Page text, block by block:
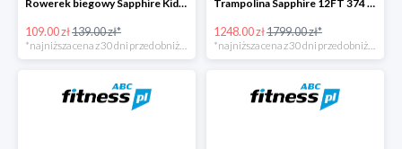
Rowerek biegowy Sapphire Kids Loopy drewniany -22%
109.00 zł139.00 zł*
Trampolina Sapphire 12FT 374 cm + drabinka GRATISY -31%
1248.00 zł1799.00 zł*